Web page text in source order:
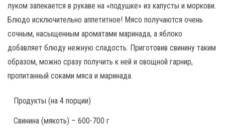
луком запекается в рукаве на «подушке» из капусты и моркови.
Блюдо исключительно аппетитное! Мясо получаются очень
сочным, насыщенным ароматами маринада, а яблоко
добавляет блюду нежную сладость. Приготовив свинину таким
образом, можно сразу получить к ней и овощной гарнир,
пропитанный соками мяса и маринада.
Продукты (на 4 порции)
Свинина (мякоть) – 600-700 г